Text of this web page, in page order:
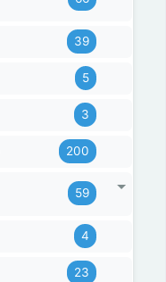
39
5
3
200
59
4
23